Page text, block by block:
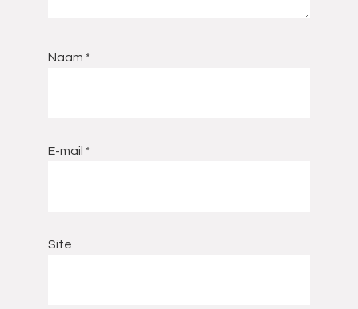
Naam *
E-mail *
Site